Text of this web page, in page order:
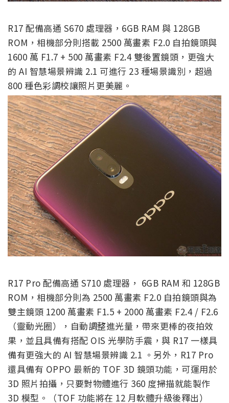
R17 配備高通 S670 處理器，6GB RAM 與 128GB
ROM，相機部分則搭載 2500 萬畫素 F2.0 自拍鏡頭與
1600 萬 F1.7 + 500 萬畫素 F2.4 雙後置鏡頭，更強大
的 AI 智慧場景辨識 2.1 可進行 23 種場景識別，超過
800 種色彩調校讓照片更美麗。
R17 Pro 配備高通 S710 處理器， 6GB RAM 和 128GB
ROM，相機部分則為 2500 萬畫素 F2.0 自拍鏡頭與為
雙主鏡頭 1200 萬畫素 F1.5 + 2000 萬畫素 F2.4 / F2.6
（靈動光圈），自動調整進光量，帶來更棒的夜拍效
果，並且具備有搭配 OIS 光學防手震，與 R17 一樣具
備有更強大的 AI 智慧場景辨識 2.1 。另外，R17 Pro
還具備有 OPPO 最新的 TOF 3D 鏡頭功能，可運用於
3D 照片拍攝，只要對物體進行 360 度掃描就能製作
3D 模型。（TOF 功能將在 12 月軟體升級後釋出）